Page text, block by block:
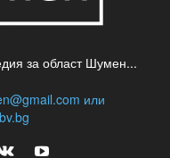
за област Шумен...
или